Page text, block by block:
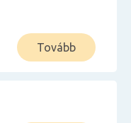
Tovább